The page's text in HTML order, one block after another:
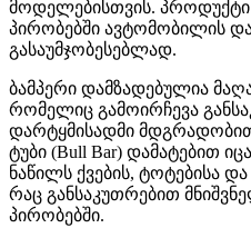
მოდელებისთვის. პროდუქტი
პირობებში ავტომობილის
გასაუმჯობესებლად.
ბამპერი დამზადებულია
რომელიც გამოირჩევა
დარტყმისადმი
ტუბი (Bull Bar) დამატებით
ნაწილს ქვების, ტოტებისა
რაც განსაკუთრებით
პირობებში.